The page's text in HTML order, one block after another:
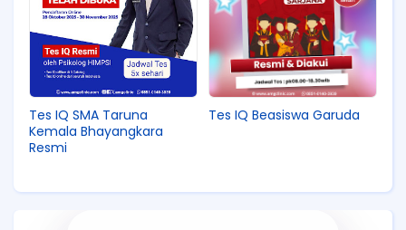
Tes IQ SMA Taruna
Kemala Bhayangkara
Resmi
Tes IQ Beasiswa Garuda